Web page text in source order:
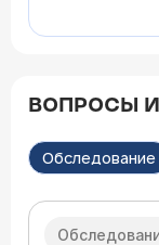
ВОПРОСЫ
Обследование